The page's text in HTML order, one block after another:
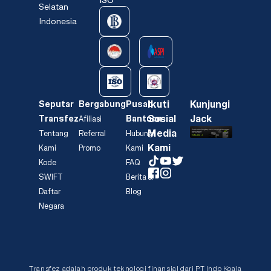
Selatan
Indonesia
Seputar
Transfez
Tentang
Kami
Kode
SWIFT
Daftar
Negara
Bergabung
Afiliasi
Referral
Promo
Pusat
Bantuan
Hubungi
Kami
FAQ
Berita &
Blog
Ikuti
Sosial
Media
Kami
Kunjungi
Jack
Transfez adalah produk teknologi finansial dari PT Indo Koala